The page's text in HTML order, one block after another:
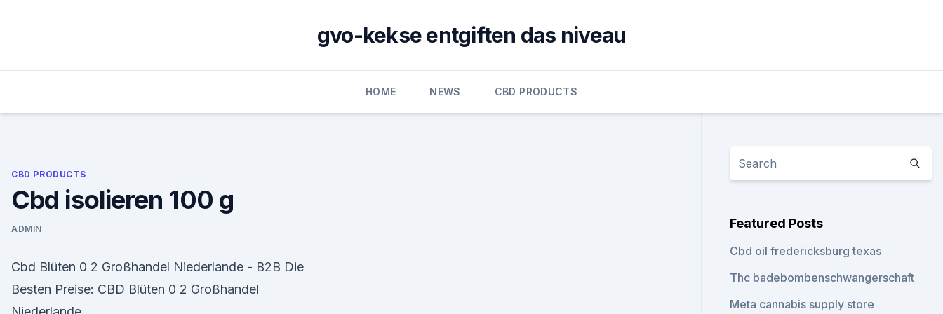
gvo-kekse entgiften das niveau
HOME NEWS CBD PRODUCTS
CBD PRODUCTS
Cbd isolieren 100 g
ADMIN
Cbd Blüten 0 2 Großhandel Niederlande - B2B Die
Besten Preise: CBD Blüten 0 2 Großhandel
Featured Posts
Cbd oil fredericksburg texas
Thc badebombenschwangerschaft
Meta cannabis supply store